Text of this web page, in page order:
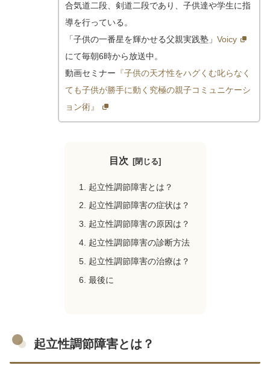
合気道二段、剣道二段であり、子供達や学生に指
導を行っている。
「子供の一番星を輝かせる父親実践塾」 Voicy
にて毎朝6時から放送中。
動画セミナー 『子供の天才性をハグくむ叱らなく
ても子供が勝手に動く究極の親子コミュニケーシ
ョン術』
目次
起立性調節障害とは？
起立性調節障害の症状は？
起立性調節障害の原因は？
起立性調節障害の診断方法
起立性調節障害の治療は？
最後に
起立性調節障害とは？